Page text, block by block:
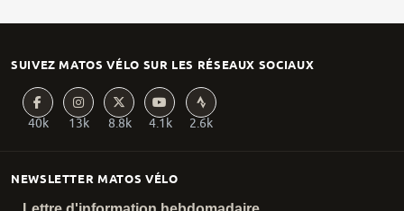
NEWSLETTER MATOS VÉLO
SUIVEZ MATOS VÉLO SUR LES RÉSEAUX SOCIAUX
40k 13k 8.8k 4.1k 2.6k